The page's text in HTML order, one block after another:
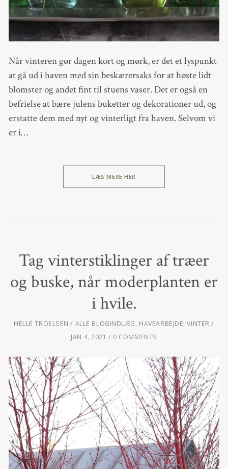
Når vinteren gør dagen kort og mørk, er det et lyspunkt
at gå ud i haven med sin beskærersaks for at høste lidt
blomster og andet fint til stuens vaser. Det er også en
befrielse at bære julens buketter og dekorationer ud, og
erstatte dem med nyt og vinterligt fra haven. Selvom vi
er i…
LÆS MERE HER
Tag vinterstiklinger af træer
og buske, når moderplanten er
i hvile.
HELLE TROELSEN ALLE BLOGINDLÆG, HAVEARBEJDE,VINTER
JAN 4, 2021
0 COMMENTS